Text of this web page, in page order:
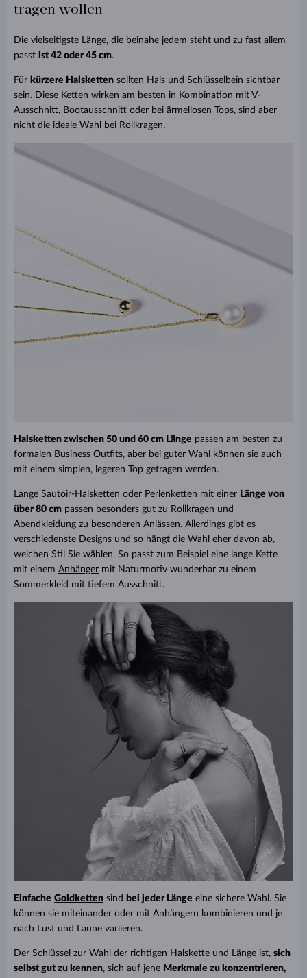
tragen wollen
Die vielseitigste Länge, die beinahe jedem steht und zu fast allem
passt ist 42 oder 45 cm.
Für kürzere Halsketten sollten Hals und Schlüsselbein sichtbar
sein. Diese Ketten wirken am besten in Kombination mit V-
Ausschnitt, Bootausschnitt oder bei ärmellosen Tops, sind aber
nicht die ideale Wahl bei Rollkragen.
Halsketten zwischen 50 und 60 cm Länge passen am besten zu
formalen Business Outfits, aber bei guter Wahl können sie auch
mit einem simplen, legeren Top getragen werden.
Lange Sautoir-Halsketten oder Perlenketten mit einer Länge von
über 80 cm passen besonders gut zu Rollkragen und
Abendkleidung zu besonderen Anlässen. Allerdings gibt es
verschiedenste Designs und so hängt die Wahl eher davon ab,
welchen Stil Sie wählen. So passt zum Beispiel eine lange Kette
mit einem Anhänger mit Naturmotiv wunderbar zu einem
Sommerkleid mit tiefem Ausschnitt.
Einfache Goldketten sind bei jeder Länge eine sichere Wahl. Sie
können sie miteinander oder mit Anhängern kombinieren und je
nach Lust und Laune variieren.
Der Schlüssel zur Wahl der richtigen Halskette und Länge ist, sich
selbst gut zu kennen, sich auf jene Merkmale zu konzentrieren,